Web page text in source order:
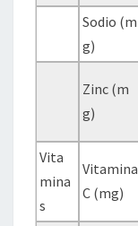
Sodio (m
g)
Zinc (m
g)
Vita
mina
s
Vitamina
C (mg)